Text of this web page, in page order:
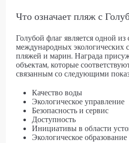
Что означает пляж с
Голубой флаг является одной
международных экологических
пляжей и марин. Награда
объектам, которые
связанным со следующими
Качество воды
Экологическое управление
Безопасность и сервис
Доступность
Инициативы в области
Экологическое образование